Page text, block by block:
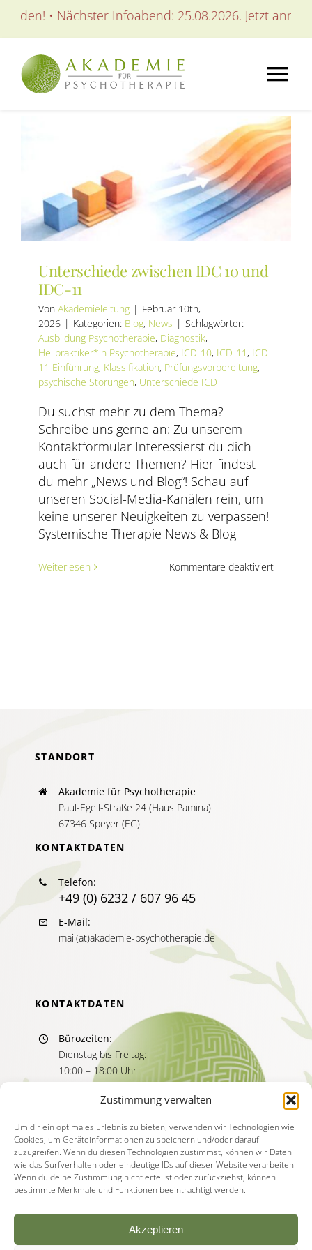
Zustimmung verwalten
Um dir ein optimales Erlebnis zu bieten, verwenden wir Technologien wie
Cookies, um Geräteinformationen zu speichern und/oder darauf
zuzugreifen. Wenn du diesen Technologien zustimmst, können wir Daten
wie das Surfverhalten oder eindeutige IDs auf dieser Website verarbeiten.
Wenn du deine Zustimmung nicht erteilst oder zurückziehst, können
bestimmte Merkmale und Funktionen beeinträchtigt werden.
Akzeptieren
Inhalt
springen
• Nächster Infoabend: 25.08.2026. Jetzt
WEITERBILDUNGEN
SEMINARE / KURSE
AKTUELLES
SERVICE
NACH:
Unterschiede zwischen IDC 10 und
IDC-11
Von Akademieleitung | Februar 10th,
2026 | Kategorien: Blog, News | Schlagwörter:
Ausbildung Psychotherapie, Diagnostik,
Heilpraktiker*in Psychotherapie, ICD-10, ICD-11 , ICD-
11 Einführung, Klassifikation, Prüfungsvorbereitung,
psychische Störungen, Unterschiede ICD
Du suchst mehr zu dem Thema?
Schreibe uns gerne an: Zu unserem
Kontaktformular Interessierst du dich
auch für andere Themen? Hier findest
du mehr „News und Blog“! Schau auf
unseren Social-Media-Kanälen rein, um
keine unserer Neuigkeiten zu verpassen!
Systemische Therapie News & Blog
Weiterlesen Kommentare deaktiviertfür
STANDORT
Akademie für Psychotherapie
Paul-Egell-Straße 24 (Haus Pamina)
67346 Speyer (EG)
KONTAKTDATEN
Telefon:
+49 (0) 6232 / 607 96 45
E-Mail:
mail(at)akademie-psychotherapie.de
KONTAKTDATEN
Bürozeiten:
Dienstag bis Freitag:
10:00 – 18:00 Uhr
Sprechzeiten:
11:00 – 13:00 Uhr
15:00 – 17:00 Uhr